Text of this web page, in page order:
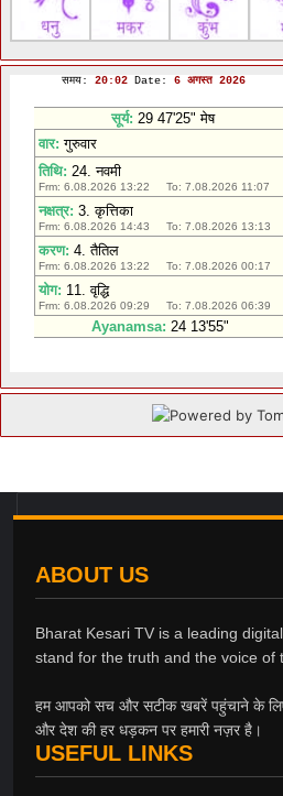
ABOUT US
Bharat Kesari TV is a leading
stand for the truth and the voice of
हम आपको सच और सटीक खबरें पहुंचाने के लिए
और देश की हर धड़कन पर हमारी नज़र है।
USEFUL LINKS